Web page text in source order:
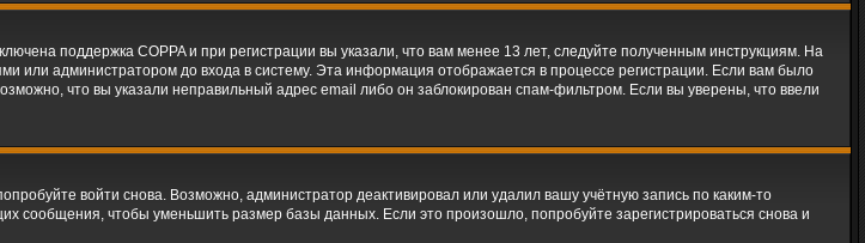
поддержка COPPA и при регистрации вы указали, что вам менее 13 лет, следуйте полученным инструкциям. На
или администратором до входа в систему. Эта информация отображается в процессе регистрации. Если вам было
что вы указали неправильный адрес email либо он заблокирован спам-фильтром. Если вы уверены, что ввели
войти снова. Возможно, администратор деактивировал или удалил вашу учётную запись по каким-то
чтобы уменьшить размер базы данных. Если это произошло, попробуйте зарегистрироваться снова и